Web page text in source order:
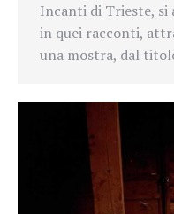
Incanti di Trieste, si
in quei racconti,
una mostra, dal